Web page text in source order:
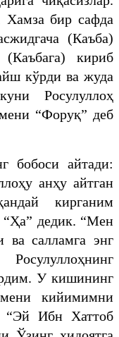
бир сафда
(Каъба)
кириб
кўрди ва жуда
Росулуллоҳ
“Форуқ” деб
бобоси айтади:
анҳу айтган
кирганим
“Ҳа” дедик. “Мен
ва салламга энг
У кишининг
кийимимни
“Эй Ибн Хаттоб